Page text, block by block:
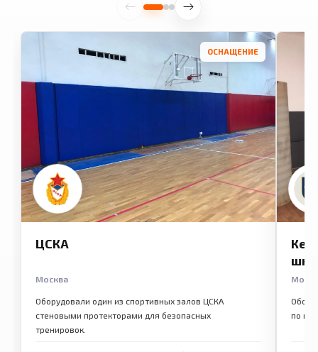
ОСНАЩЕНИЕ
ЦСКА
Москва
Оборудовали один из спортивных залов ЦСКА
стеновыми протекторами для безопасных
тренировок.
по